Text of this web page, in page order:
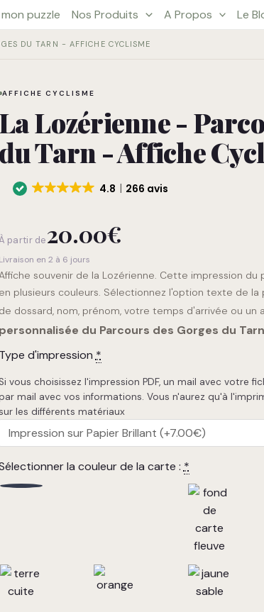
puzzle Nos Produits A Propos Le
DU TARN - AFFICHE CYCLISME
AFFICHE CYCLISME
La Lozérienne -
du Tarn - Affiche
4.8 266 avis
partir de20.00€
Livraison en 2 à 6 jours
Affiche souvenir de la Lozérienne. Cette impression du
en plusieurs couleurs. Sélectionnez l'option texte de
de dossard, nom, prénom, votre temps d'arrivée ou
personnalisée du Parcours des Gorges du
Type d'impression *
vous choisissez l'impression PDF, un mail avec votre
mail avec vos informations. Vous n'aurez qu'à
les différents matériaux
la couleur de la carte : *
quantité
Parcours
des
Gorges
Tarn
Affiche